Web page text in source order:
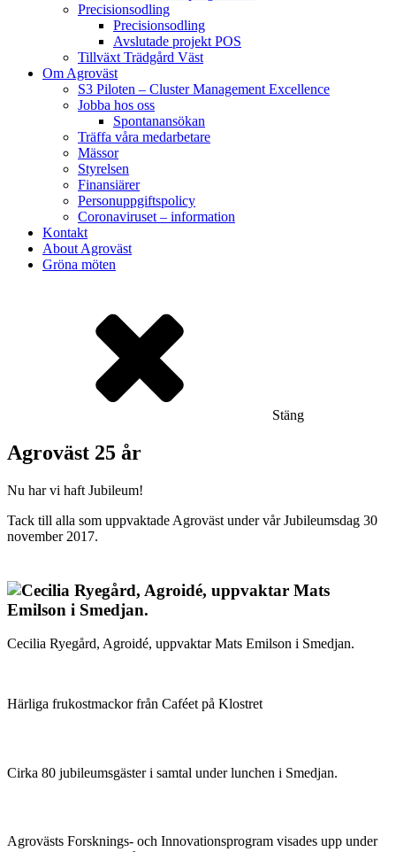
Precisionsodling
Precisionsodling
Avslutade projekt POS
Tillväxt Trädgård Väst
Om Agroväst
S3 Piloten – Cluster Management Excellence
Jobba hos oss
Spontanansökan
Träffa våra medarbetare
Mässor
Styrelsen
Finansiärer
Personuppgiftspolicy
Coronaviruset – information
Kontakt
About Agroväst
Gröna möten
Stäng
Agroväst 25 år
Nu har vi haft Jubileum!
Tack till alla som uppvaktade Agroväst under vår Jubileumsdag 30
november 2017.
Cecilia Ryegård, Agroidé, uppvaktar Mats Emilson i Smedjan.
Härliga frukostmackor från Caféet på Klostret
Cirka 80 jubileumsgäster i samtal under lunchen i Smedjan.
Agrovästs Forsknings- och Innovationsprogram visades upp under